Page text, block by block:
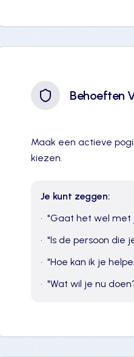
Behoeften
Maak een actieve
kiezen.
Je kunt zeggen:
• "Gaat het wel met
• "Is de persoon die
• "Hoe kan ik je
• "Wat wil je nu